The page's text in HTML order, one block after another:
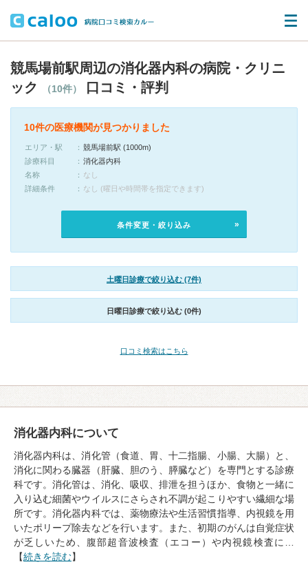
競馬場前駅周辺の消化器内科の病院・クリニ
ック
（10件） 口コミ・評判
10件の医療機関が見つかりました
エリア・駅
競馬場前駅 (1000m)
診療科目
消化器内科
名称
なし
詳細条件
なし (曜日や時間帯を指定できます)
条件変更・絞り込み
土曜日診療で絞り込む (7件)
日曜日診療で絞り込む (0件)
口コミ検索はこちら
消化器内科について
消化器内科は、消化管（食道、胃、十二指腸、小腸、大腸）と、
消化に関わる臓器（肝臓、胆のう、膵臓など）を専門とする診療
科です。消化管は、消化、吸収、排泄を担うほか、食物と一緒に
入り込む細菌やウイルスにさらされ不調が起こりやすい繊細な場
所です。消化器内科では、薬物療法や生活習慣指導、内視鏡を用
いたポリープ除去などを行います。また、初期のがんは自覚症状
が乏しいため、腹部超音波検査（エコー）や内視鏡検査に…
【続きを読む】